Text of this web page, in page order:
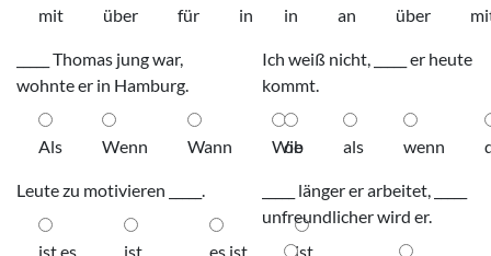
mit über für in in an über
wohnte er in Hamburg.
Als Wenn Wann Wie
Ich weiß nicht, _____ er heute
kommt.
ob als wenn
Leute zu motivieren _____.
ist es
ist
es ist
ist
_____ länger er arbeitet, _____
unfreundlicher wird er.